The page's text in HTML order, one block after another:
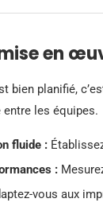
en
bien planifié,
les équipes.
fluide :
:
vous aux